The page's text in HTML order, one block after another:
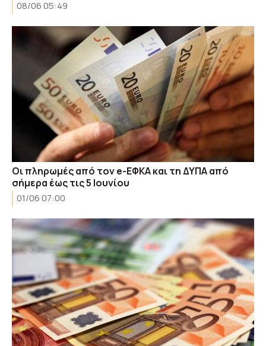
08/06 05:49
Οι πληρωμές από τον e-ΕΦΚΑ και τη ΔΥΠΑ από
σήμερα έως τις 5 Ιουνίου
01/06 07:00